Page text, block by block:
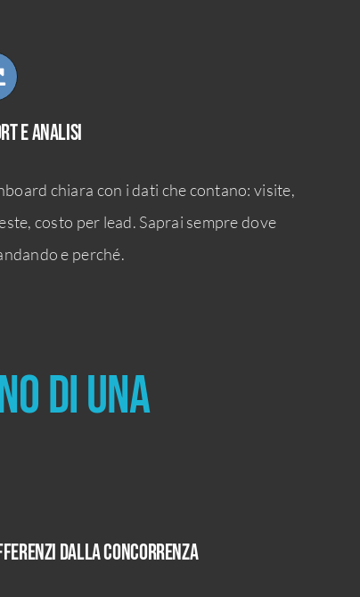
e analisi
chiara con i dati che contano: visite,
costo per lead. Saprai sempre dove
e perché.
di una
dalla concorrenza